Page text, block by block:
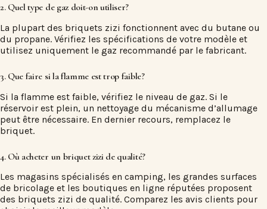
2. Quel type de gaz doit-on utiliser?
La plupart des briquets zizi fonctionnent avec du butane ou
du propane. Vérifiez les spécifications de votre modèle et
utilisez uniquement le gaz recommandé par le fabricant.
3. Que faire si la flamme est trop faible?
Si la flamme est faible, vérifiez le niveau de gaz. Si le
réservoir est plein, un nettoyage du mécanisme d’allumage
peut être nécessaire. En dernier recours, remplacez le
briquet.
4. Où acheter un briquet zizi de qualité?
Les magasins spécialisés en camping, les grandes surfaces
de bricolage et les boutiques en ligne réputées proposent
des briquets zizi de qualité. Comparez les avis clients pour